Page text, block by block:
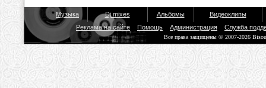
Музыка Dj mixes Альбомы
Видеоклипы
Реклама на сайте
Помощь Администрация Служба
Все права защищены © 2007-2026